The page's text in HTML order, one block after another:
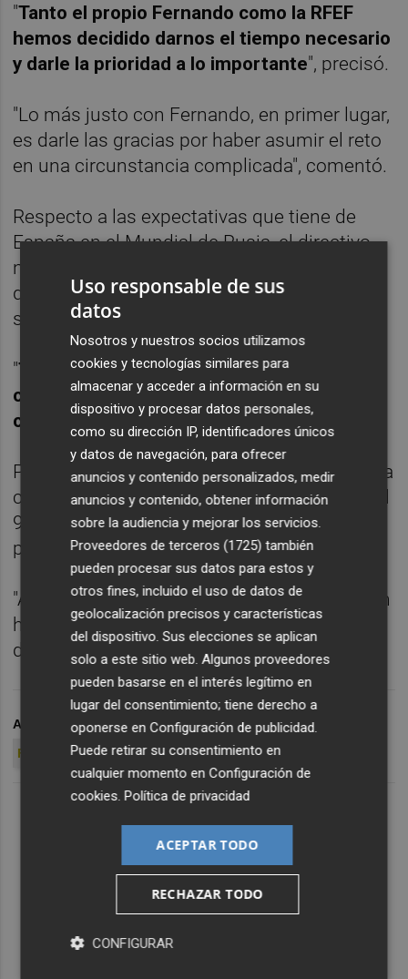
"Tanto el propio Fernando como la RFEF
hemos decidido darnos el tiempo necesario
y darle la prioridad a lo importante", precisó.
"Lo más justo con Fernando, en primer lugar,
es darle las gracias por haber asumir el reto
en una circunstancia complicada", comentó.
Respecto a las expectativas que tiene de
España en el Mundial de Rusia, el directivo
no quiso fijarse una meta, y solo mencionó
que quiere sentirse orgulloso de su
selección.
"Tenemos que asumir cualquier reto,
cualquier rival a estas alturas es
complicado", afirmó.
Por otra parte, Rubiales resaltó que el VAR ha
cambiado la percepción de todos, pues en el
90 por ciento de los casos ha sido
positivamente aceptado.
"Además los árbitros lo están aceptando con
humildad y con una naturalidad tremenda",
destacó.
ARCHIVADO EN LUIS RUBIALES
SELECCIÓN ESPAÑOLA
FERNANDO HIERRO
Uso responsable de sus
datos
Nosotros y nuestros socios utilizamos
cookies y tecnologías similares para
almacenar y acceder a información en su
dispositivo y procesar datos personales,
como su dirección IP, identificadores únicos
y datos de navegación, para ofrecer
anuncios y contenido personalizados, medir
anuncios y contenido, obtener información
sobre la audiencia y mejorar los servicios.
Proveedores de terceros (1725) también
pueden procesar sus datos para estos y
otros fines, incluido el uso de datos de
geolocalización precisos y características
del dispositivo. Sus elecciones se aplican
solo a este sitio web. Algunos proveedores
pueden basarse en el interés legítimo en
lugar del consentimiento; tiene derecho a
oponerse enConfiguración de publicidad.
Puede retirar su consentimiento en
cualquier momento enConfiguración de
cookies.Política de privacidad
ACEPTAR TODO
RECHAZAR TODO
CONFIGURAR